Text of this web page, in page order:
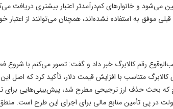
و خانوارهای کم‌درآمدتر اعتبار بیشتری دریافت
موفق به استفاده نشده‌اند، همچنان می‌توانند از اعتبار
رقم کالابرگ خبر داد و گفت: تصور می‌کنم با شروع
کالابرگ متناسب با افزایش قیمت دلار، تأکید کرد که اصل
بحث حذف ارز ترجیحی مطرح شد، پیش‌بینی‌هایی برای
دولت در پی تأمین منابع مالی برای اجرای این طرح است.